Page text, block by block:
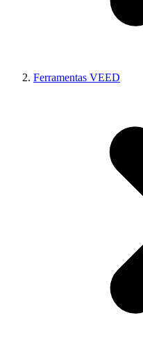
Ferramentas VEED